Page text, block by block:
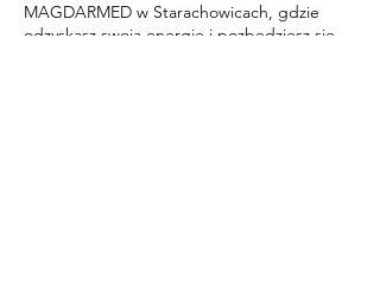
MAGDARMED w Starachowicach, gdzie
odzyskasz swoją energię i pozbędziesz się